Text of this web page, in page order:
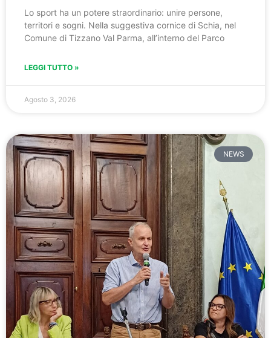
Lo sport ha un potere straordinario: unire persone,
territori e sogni. Nella suggestiva cornice di Schia, nel
Comune di Tizzano Val Parma, all’interno del Parco
LEGGI TUTTO »
Agosto 3, 2026
NEWS